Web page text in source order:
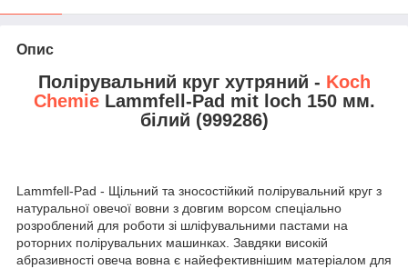
Опис
Полірувальний круг хутряний - Koch
ChemieLammfell-Pad mit loch 150 мм.
білий (999286)
Lammfell-Pad - Щільний та зносостійкий полірувальний круг з
натуральної овечої вовни з довгим ворсом спеціально
розроблений для роботи зі шліфувальними пастами на
роторних полірувальних машинках. Завдяки високій
абразивності овеча вовна є найефективнішим матеріалом для